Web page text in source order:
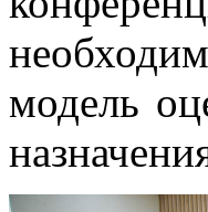
модель